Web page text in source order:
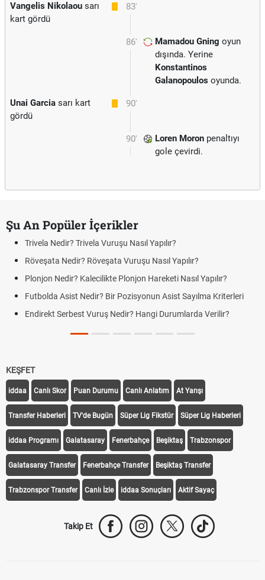
83'
Vangelis Nikolaou sarı
kart gördü
86' Mamadou Gning oyun
dışında. Yerine
Konstantinos
Galanopoulos oyunda.
90'
Unai Garcia sarı kart
gördü
90' Loren Moron penaltıyı
gole çevirdi.
Şu An Popüler İçerikler
Trivela Nedir? Trivela Vuruşu Nasıl Yapılır?
Röveşata Nedir? Röveşata Vuruşu Nasıl Yapılır?
Plonjon Nedir? Kalecilikte Plonjon Hareketi Nasıl Yapılır?
Futbolda Asist Nedir? Bir Pozisyonun Asist Sayılma Kriterleri
Endirekt Serbest Vuruş Nedir? Hangi Durumlarda Verilir?
KEŞFET
iddaa Canlı Skor Puan Durumu Canlı Anlatım At Yarışı
Transfer Haberleri TV'de Bugün Süper Lig Fikstür Süper Lig Haberleri
iddaa Programı Galatasaray Fenerbahçe Beşiktaş Trabzonspor
Galatasaray Transfer Fenerbahçe Transfer Beşiktaş Transfer
Canlı İzle iddaa Sonuçları Aktif Sayaç